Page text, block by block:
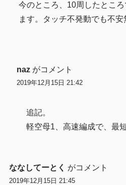
今のところ、10周したとこ
ます。タッチ不発動でも不安
naz がコメント
2019年12月15日 21:42
追記。
軽空母1、高速編成で、最
ななしてーとく がコメント
2019年12月15日 21:45